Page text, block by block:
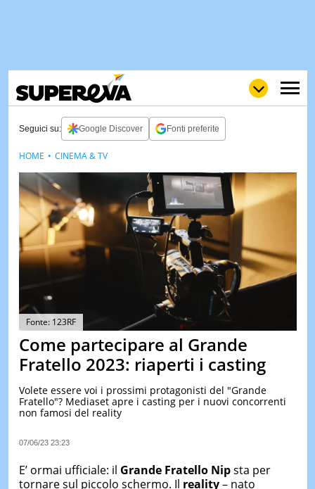
LOLGULP
LOVE
WOW
POP
NEWS
STORIE
& TV
TEST
LE
Seguici su: Google Discover Fonti preferite
Fonte: 123RF
Come partecipare al Grande
Fratello 2023: riaperti i casting
Volete essere voi i prossimi protagonisti del "Grande
Fratello"? Mediaset apre i casting per i nuovi concorrenti
non famosi del reality
07/06/23 23:23
HOME CINEMA & TV
E’ ormai ufficiale: il Grande Fratello Nipsta per
tornare sul piccolo schermo. Il reality– nato